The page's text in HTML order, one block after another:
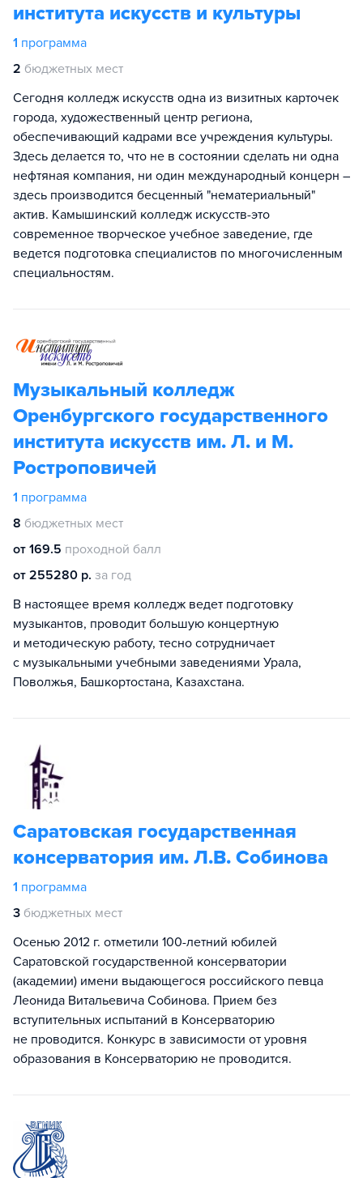
института искусств и культуры
1 программа
2 бюджетных мест
Сегодня колледж искусств одна из визитных карточек
города, художественный центр региона,
обеспечивающий кадрами все учреждения культуры.
Здесь делается то, что не в состоянии сделать ни одна
нефтяная компания, ни один международный концерн –
здесь производится бесценный "нематериальный"
актив. Камышинский колледж искусств-это
современное творческое учебное заведение, где
ведется подготовка специалистов по многочисленным
специальностям.
Музыкальный колледж
Оренбургского государственного
института искусств им. Л. и М.
Ростроповичей
1 программа
8 бюджетных мест
от 169.5 проходной балл
от 255280 р. за год
В настоящее время колледж ведет подготовку
музыкантов, проводит большую концертную
и методическую работу, тесно сотрудничает
с музыкальными учебными заведениями Урала,
Поволжья, Башкортостана, Казахстана.
Саратовская государственная
консерватория им. Л.В. Собинова
1 программа
3 бюджетных мест
Осенью 2012 г. отметили 100-летний юбилей
Саратовской государственной консерватории
(академии) имени выдающегося российского певца
Леонида Витальевича Собинова. Прием без
вступительных испытаний в Консерваторию
не проводится. Конкурс в зависимости от уровня
образования в Консерваторию не проводится.